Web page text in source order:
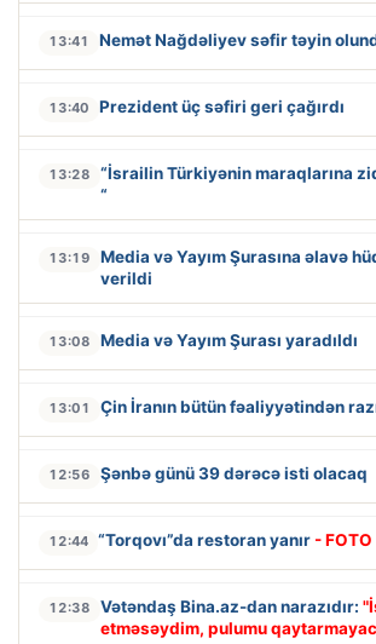
13:41 Nemət Nağdəliyev səfir təyin
13:40 Prezident üç səfiri geri çağırdı
13:28
“İsrailin Türkiyənin maraqlarına
“
13:19
Media və Yayım Şurasına əlavə
verildi
13:08 Media və Yayım Şurası yaradıldı
13:01 Çin İranın bütün fəaliyyətindən
12:56 Şənbə günü 39 dərəcə isti olacaq
12:44 “Torqovı”da restoran yanır - FOTO
12:38 Vətəndaş Bina.az-dan narazıdır:
etməsəydim, pulumu